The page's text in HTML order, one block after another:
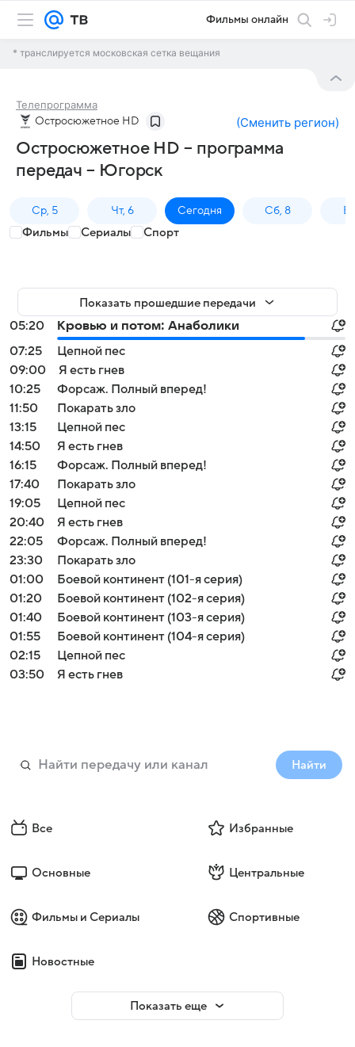
Фильмы онлайн
* транслируется московская сетка вещания
Телепрограмма
Остросюжетное HD (Сменить регион)
Остросюжетное HD – программа
передач – Югорск
Ср, 5 Чт, 6 Сегодня Сб, 8
Фильмы Сериалы Спорт
Показать прошедшие передачи
05:20
Кровью и потом: Анаболики
07:25
Цепной пес
09:00
Я есть гнев
10:25
Форсаж. Полный вперед!
11:50
Покарать зло
13:15
Цепной пес
14:50
Я есть гнев
16:15
Форсаж. Полный вперед!
17:40
Покарать зло
19:05
Цепной пес
20:40
Я есть гнев
22:05
Форсаж. Полный вперед!
23:30
Покарать зло
01:00
Боевой континент (101-я серия)
01:20
Боевой континент (102-я серия)
01:40
Боевой континент (103-я серия)
01:55
Боевой континент (104-я серия)
02:15
Цепной пес
03:50
Я есть гнев
Найти
Все Избранные
Основные Центральные
Фильмы и Сериалы Спортивные
Новостные
Показать еще